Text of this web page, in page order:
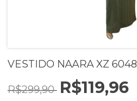
VESTIDO NAARA XZ 6048
R$299,90 R$119,96